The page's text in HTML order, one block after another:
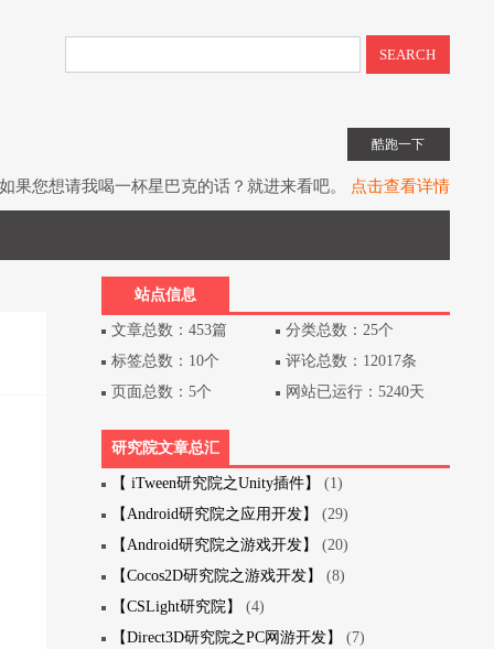
SEARCH
酷跑一下
果您想请我喝一杯星巴克的话？就进来看吧。
点击查看详情
书教程《UIToolkit下一代UI系统》全网上架。点击查看详情
站点信息
文章总数：453篇
分类总数：25个
标签总数：10个
评论总数：12017条
页面总数：5个
网站已运行：5240天
研究院文章总汇
【 iTween研究院之Unity插件】
(1)
【Android研究院之应用开发】
(29)
【Android研究院之游戏开发】
(20)
【Cocos2D研究院之游戏开发】
(8)
【CSLight研究院】
(4)
【Direct3D研究院之PC网游开发】
(7)